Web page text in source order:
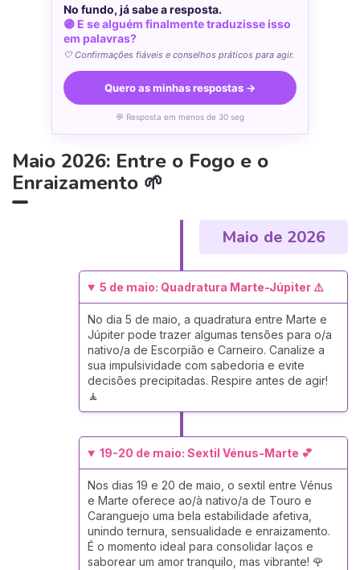
No fundo, já sabe a resposta.
🟣 E se alguém finalmente traduzisse isso
em palavras?
🤍 Confirmações fiáveis e conselhos práticos para agir.
Quero as minhas respostas →
💬 Resposta em menos de 30 seg
Maio 2026: Entre o Fogo e o
Enraizamento 🌱
Maio de 2026
5 de maio: Quadratura Marte-Júpiter ⚠️
No dia 5 de maio, a quadratura entre Marte e
Júpiter pode trazer algumas tensões para o/a
nativo/a de Escorpião e Carneiro. Canalize a
sua impulsividade com sabedoria e evite
decisões precipitadas. Respire antes de agir!
🧘
19-20 de maio: Sextil Vénus-Marte 💕
Nos dias 19 e 20 de maio, o sextil entre Vénus
e Marte oferece ao/à nativo/a de Touro e
Caranguejo uma bela estabilidade afetiva,
unindo ternura, sensualidade e enraizamento.
É o momento ideal para consolidar laços e
saborear um amor tranquilo, mas vibrante! 🌹